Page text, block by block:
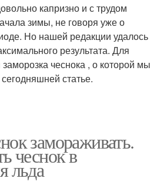
капризно и с трудом
зимы, не говоря уже о
Но нашей редакции удалось
результата. Для
чеснока , о которой мы
статье.
замораживать.
чеснок в
льда